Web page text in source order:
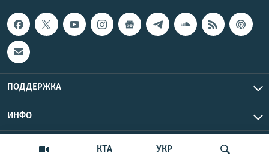
КТА УКР
ПОДДЕРЖКА
ИНФО
Copyright Крым.Реалии, 2026 | Все права защищены.
UTC+3